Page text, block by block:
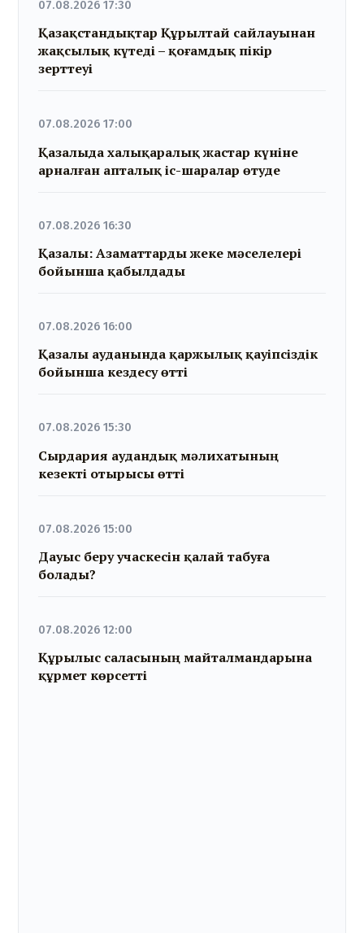
07.08.2026 17:30
Қазақстандықтар Құрылтай сайлауынан
жақсылық күтеді – қоғамдық пікір
зерттеуі
07.08.2026 17:00
Қазалыда халықаралық жастар күніне
арналған апталық іс-шаралар өтуде
07.08.2026 16:30
Қазалы: Азаматтарды жеке мәселелері
бойынша қабылдады
07.08.2026 16:00
Қазалы ауданында қаржылық қауіпсіздік
бойынша кездесу өтті
07.08.2026 15:30
Сырдария аудандық мәлихатының
кезекті отырысы өтті
07.08.2026 15:00
Дауыс беру учаскесін қалай табуға
болады?
07.08.2026 12:00
Құрылыс саласының майталмандарына
құрмет көрсетті